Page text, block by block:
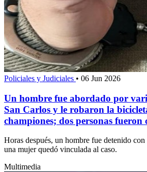
Policiales y Judiciales • 06 Jun 2026
Un hombre fue abordado por
San Carlos y le robaron la
championes; dos personas fueron
Horas después, un hombre fue detenido
una mujer quedó vinculada al caso.
Multimedia